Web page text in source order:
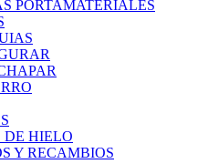
PORTAMATERIALES
DE HIELO
Y RECAMBIOS